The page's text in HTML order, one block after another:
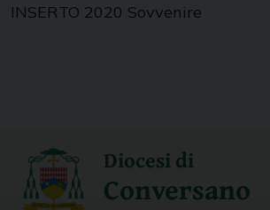
INSERTO 2020 Sovvenire
Diocesi di
Conversano